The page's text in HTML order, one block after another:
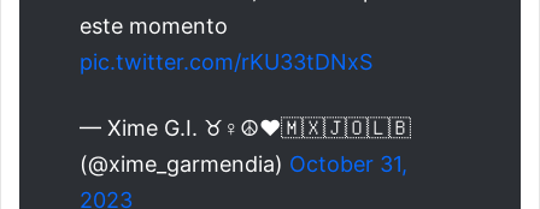
este momento
pic.twitter.com/rKU33tDNxS
— Xime G.I. ♉♀️☮️❤️🇲🇽🇯🇴🇱🇧
(@xime_garmendia) October 31,
2023